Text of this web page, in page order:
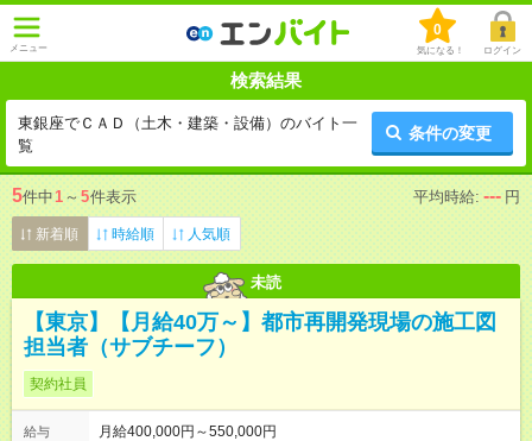
メニュー
0
気になる！ ログイン
検索結果
東銀座でＣＡＤ（土木・建築・設備）のバイト一
覧
条件の変更
5件中1 ～ 5件表示 平均時給: --- 円
新着順 時給順 人気順
未読
【東京】【月給40万～】都市再開発現場の施工図
担当者（サブチーフ）
契約社員
給与
月給400,000円～550,000円